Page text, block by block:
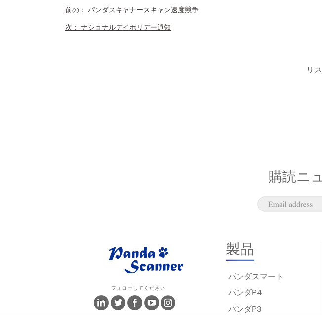
前の： パンダスキャナースキャン速度競争
次： ナショナルデイホリデー通知
リ
購読ニ
フォローしてください
製品
パンダスマート
パンダP4
パンダP3